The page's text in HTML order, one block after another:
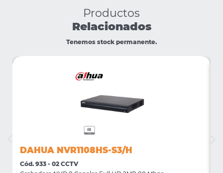
Productos
Relacionados
Tenemos stock permanente.
DAHUA NVR1108HS-S3/H
Cód. 933 - 02 CCTV